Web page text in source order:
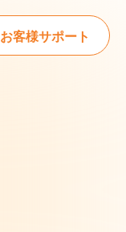
お客様サポート